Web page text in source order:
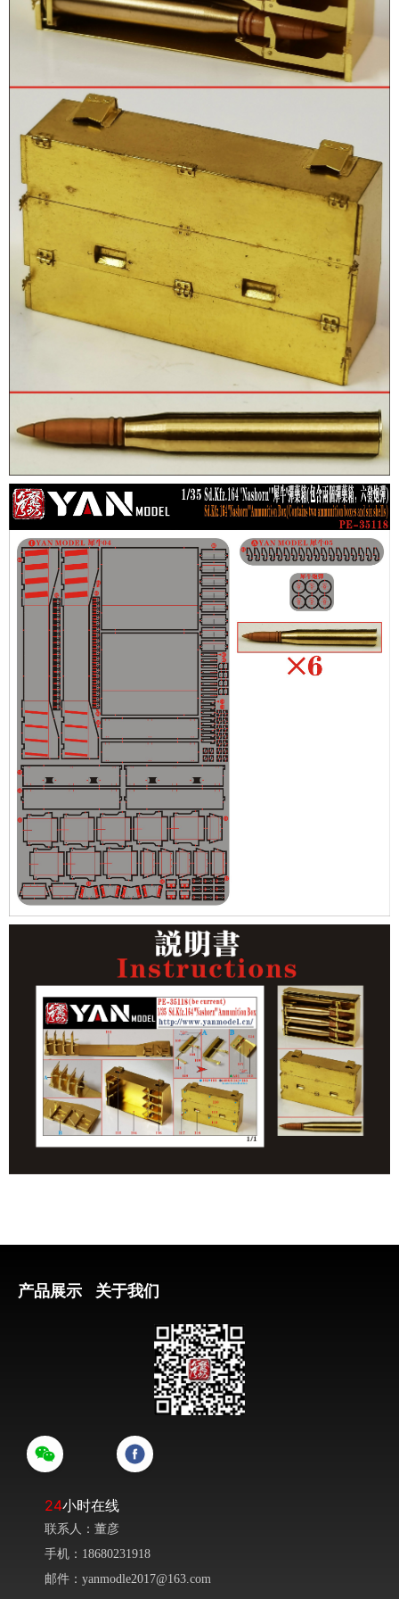
产品展示 关于我们
24小时在线
联系人：董彦
手机：18680231918
邮件：yanmodle2017@163.com